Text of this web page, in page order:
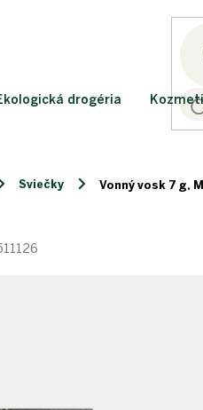
drogéria
Sviečky Vonný vosk 7 g,